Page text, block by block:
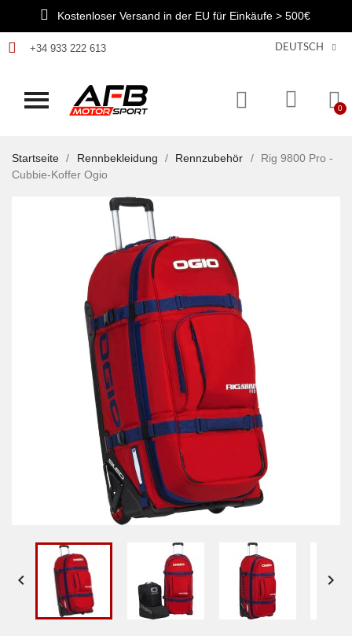
Kostenloser Versand in der EU für Einkäufe > 500€
+34 933 222 613 DEUTSCH
Startseite Rennbekleidung Rennzubehör
Rig 9800 Pro -
Cubbie-Koffer Ogio
 